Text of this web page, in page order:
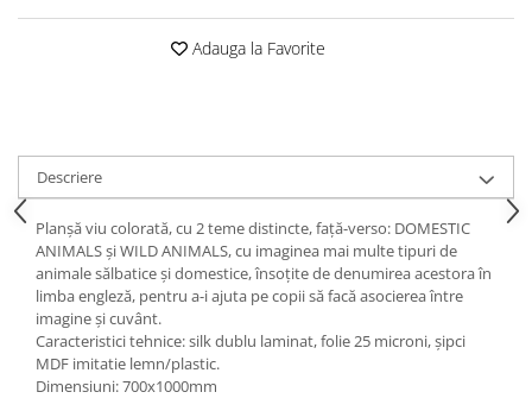
Videoproiectoare si Echipamente IT
Videoproiectoare
Videoproiectoare
Suporti si Accesorii
Videoproiectoare
Ecrane Proiectie
Laptopuri si Accesorii
Laptopuri
Adauga la Favorite
Descriere
Planșă viu colorată, cu 2 teme distincte, față-verso: DOMESTIC
ANIMALS și WILD ANIMALS, cu imaginea mai multe tipuri de
animale sălbatice și domestice, însoțite de denumirea acestora în
limba engleză, pentru a-i ajuta pe copii să facă asocierea între
imagine și cuvânt.
Caracteristici tehnice: silk dublu laminat, folie 25 microni, şipci
MDF imitatie lemn/plastic.
Dimensiuni: 700x1000mm